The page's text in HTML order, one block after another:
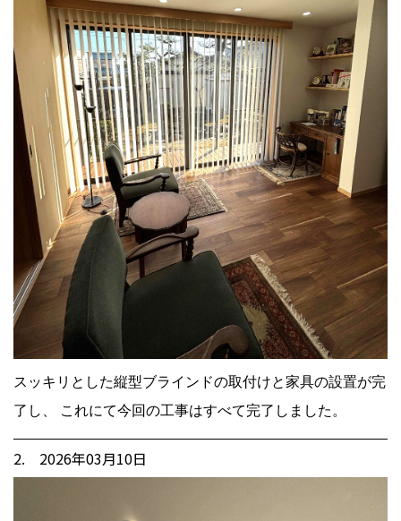
スッキリとした縦型ブラインドの取付けと家具の設置が完
了し、 これにて今回の工事はすべて完了しました。
2. 2026年03月10日